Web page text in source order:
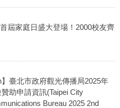
屆家庭日盛大登場！2000校友齊
】臺北市政府觀光傳播局2025年
助申請資訊(Taipei City
Bureau 2025 2nd